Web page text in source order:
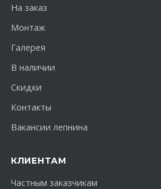
На заказ
Монтаж
Галерея
В наличии
Скидки
Контакты
Вакансии лепнина
КЛИЕНТАМ
Частным заказчикам